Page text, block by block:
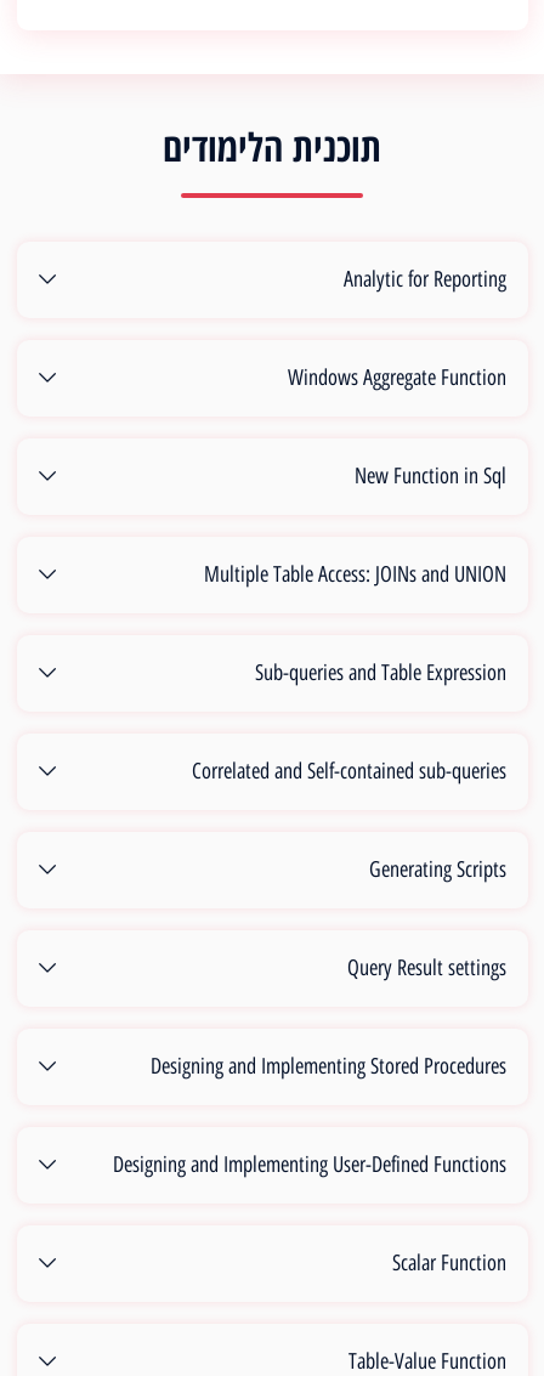
תוכנית הלימודים
Analytic for Reporting
Windows Aggregate Function
New Function in Sql
Multiple Table Access: JOINs and UNION
Sub-queries and Table Expression
Correlated and Self-contained sub-queries
Generating Scripts
Query Result settings
Designing and Implementing Stored Procedures
Designing and Implementing User-Defined Functions
Scalar Function
Table-Value Function